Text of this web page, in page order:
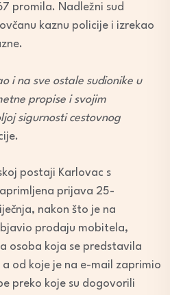
promila. Nadležni sud
kaznu policije i izrekao
i na sve ostale sudionike u
propise i svojim
sigurnosti cestovnog
postaji Karlovac s
prijava 25-
nakon što je na
prodaju mobitela,
osoba koja se predstavila
od koje je na e-mail zaprimio
preko koje su dogovorili